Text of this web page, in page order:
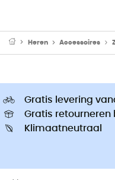
Heren Accessoires
Gratis levering
Gratis retourneren
Klimaatneutraal